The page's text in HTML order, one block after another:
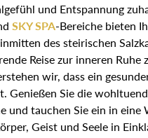
und Entspannung
SKY SPA-Bereiche bieten
des steirischen
Reise zur inneren Ruhe
wir, dass ein
Genießen Sie die
und tauchen Sie ein in eine
Geist und Seele in